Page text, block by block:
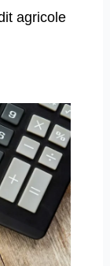
agricole